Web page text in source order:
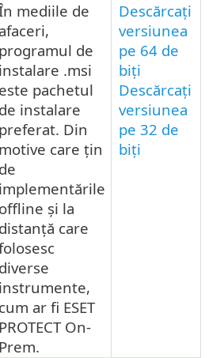
mediile de
afaceri,
programul de
instalare .msi
este pachetul
de instalare
preferat. Din
motive care țin
de
implementările
offline și la
distanță care
diverse
instrumente,
cum ar fi ESET
PROTECT On-
Prem.
Descărcați
versiunea
pe 64 de
biți
Descărcați
versiunea
pe 32 de
biți